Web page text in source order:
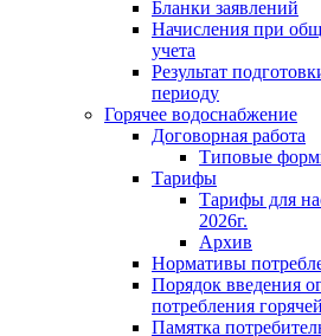
Бланки заявлений
Начисления при
учета
Результат
периоду
Горячее водоснабжение
Договорная работа
Типовые
Тарифы
Тарифы для
2026г.
Архив
Нормативы
Порядок введения
потребления
Памятка